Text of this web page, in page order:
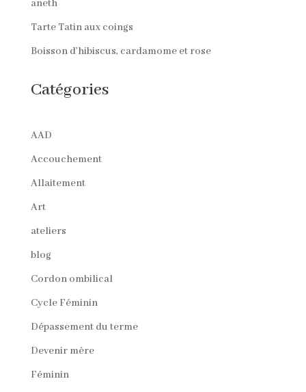
aneth
Tarte Tatin aux coings
Boisson d’hibiscus, cardamome et rose
Catégories
AAD
Accouchement
Allaitement
Art
ateliers
blog
Cordon ombilical
Cycle Féminin
Dépassement du terme
Devenir mère
Féminin